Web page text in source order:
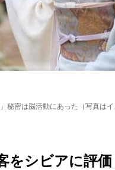
秘密は脳活動にあった（写真はイ
をシビアに評